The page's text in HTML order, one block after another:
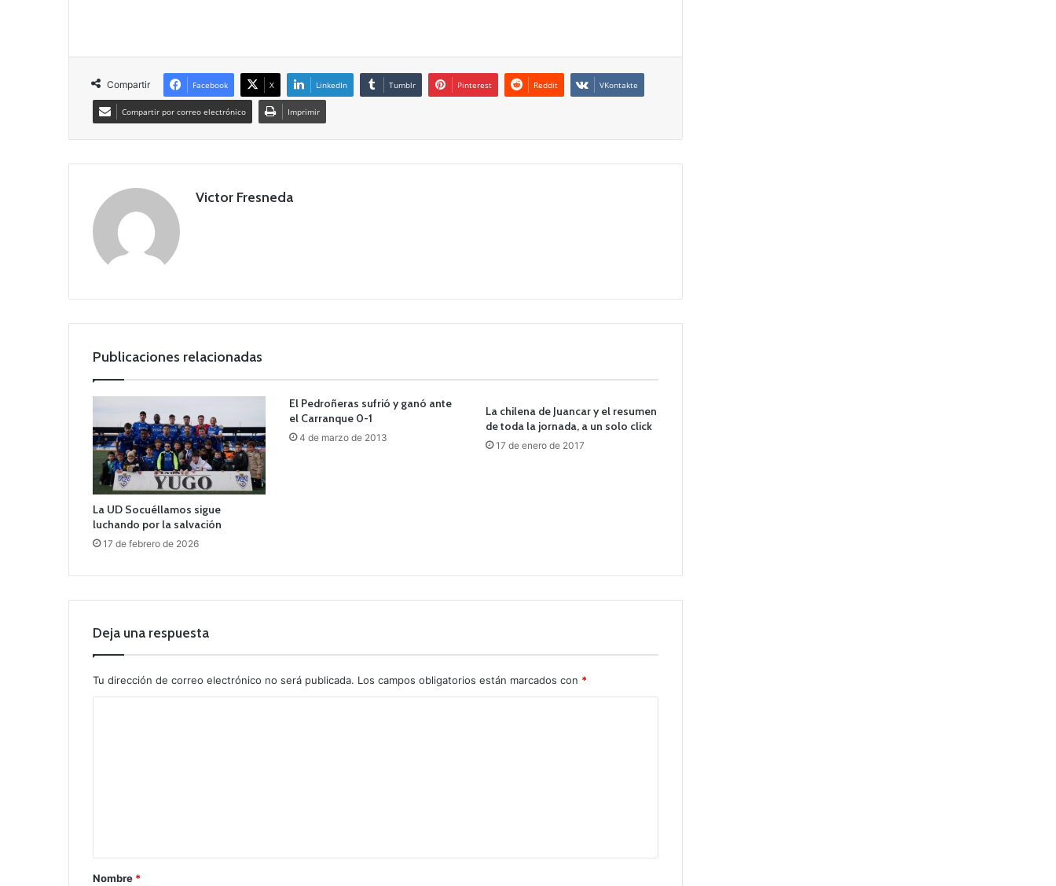
Compartir Facebook X LinkedIn Tumblr Pinterest Reddit VKontakte
Compartir por correo electrónico Imprimir
Victor Fresneda
Publicaciones relacionadas
La UD Socuéllamos sigue
luchando por la salvación
17 de febrero de 2026
El Pedroñeras sufrió y ganó ante
el Carranque 0-1
4 de marzo de 2013
La chilena de Juancar y el resumen
de toda la jornada, a un solo click
17 de enero de 2017
Deja una respuesta
Tu dirección de correo electrónico no será publicada. Los campos obligatorios están marcados con *
rNombre *